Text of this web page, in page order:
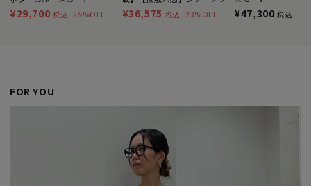
¥29,700 税込 25%OFF
ワープリント スカート
¥36,575 税込 23%OFF ¥47,300 税込
FOR YOU